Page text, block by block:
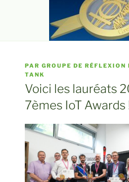
PUBLIÉ
LE
PAR GROUPE DE
TANK
Voici les lauréats
7èmes IoT Awards